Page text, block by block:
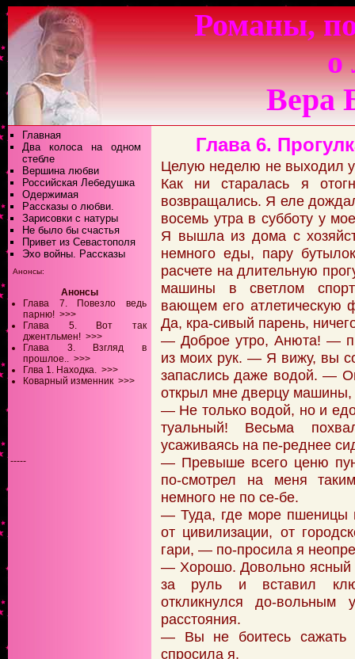
Романы,
о
Вера
Главная
Два колоса на одном
стебле
Вершина любви
Российская Лебедушка
Одержимая
Рассказы о любви.
Зарисовки с натуры
Не было бы счастья
Привет из Севастополя
Эхо войны. Рассказы
Анонсы:
Анонсы
Глава 7. Повезло ведь
парню! >>>
Глава 5. Вот так
джентльмен! >>>
Глава 3. Взгляд в
прошлое.. >>>
Глва 1. Находка. >>>
Коварный изменник >>>
-----
Глава 6.
Целую неделю не выходил
Как ни старалась я
возвращались. Я еле
восемь утра в субботу у
Я вышла из дома с
немного еды, пару
расчете на длительную
машины в светлом
вающем его атлетическую
Да, кра-сивый парень,
— Доброе утро, Анюта! —
из моих рук. — Я вижу, вы
запаслись даже водой. —
открыл мне дверцу машины,
— Не только водой, но и
туальный! Весьма
усаживаясь на пе-реднее
— Превыше всего ценю
по-смотрел на меня
немного не по се-бе.
— Туда, где море пшеницы
от цивилизации, от
гари, — по-просила я
— Хорошо. Довольно ясный
за руль и вставил
откликнулся до-вольным
расстояния.
— Вы не боитесь сажать
спросила я.